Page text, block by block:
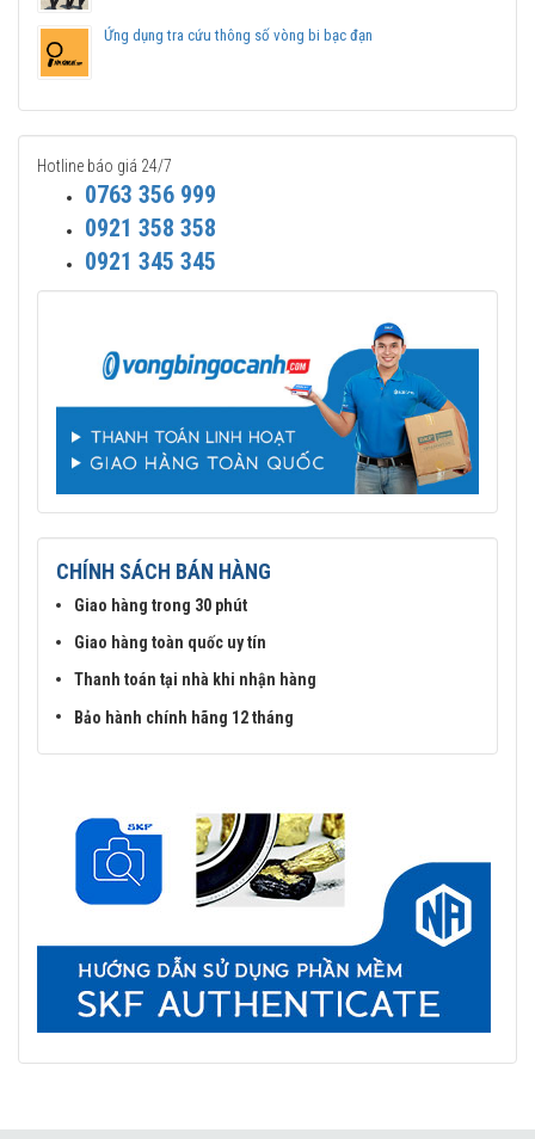
Ứng dụng tra cứu thông số vòng bi bạc đạn
Hotline báo giá 24/7
0763 356 999
0921 358 358
0921 345 345
CHÍNH SÁCH BÁN HÀNG
Giao hàng trong 30 phút
Giao hàng toàn quốc uy tín
Thanh toán tại nhà khi nhận hàng
Bảo hành chính hãng 12 tháng